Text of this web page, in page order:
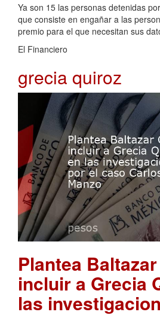
Ya son 15 las personas detenidas
que consiste en engañar a las
premio para el que necesitan sus
El Financiero
grecia quiroz
Plantea
incluir a Grecia
las